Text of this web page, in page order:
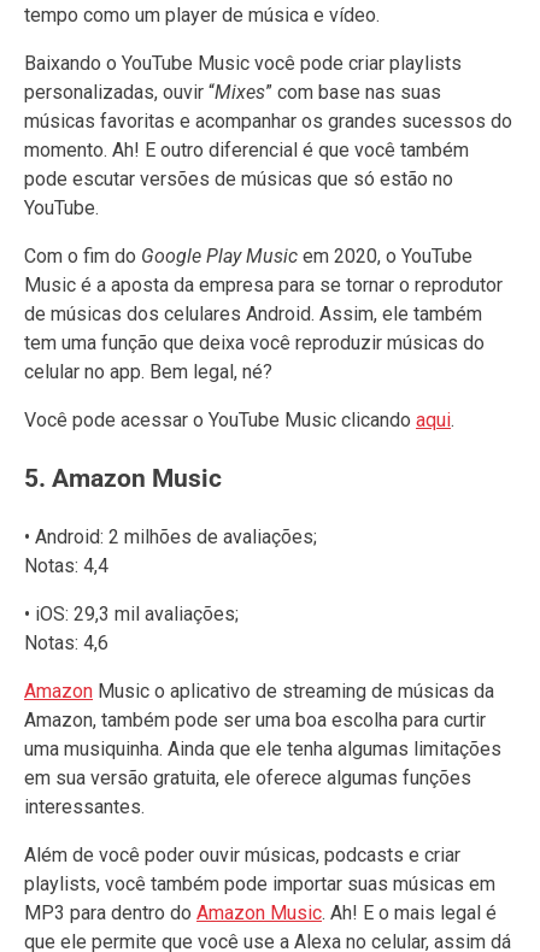
tempo como um player de música e vídeo.
Baixando o YouTube Music você pode criar playlists
personalizadas, ouvir “Mixes” com base nas suas
músicas favoritas e acompanhar os grandes sucessos do
momento. Ah! E outro diferencial é que você também
pode escutar versões de músicas que só estão no
YouTube.
Com o fim do Google Play Music em 2020, o YouTube
Music é a aposta da empresa para se tornar o reprodutor
de músicas dos celulares Android. Assim, ele também
tem uma função que deixa você reproduzir músicas do
celular no app. Bem legal, né?
Você pode acessar o YouTube Music clicando aqui.
5. Amazon Music
• Android: 2 milhões de avaliações;
Notas: 4,4
• iOS: 29,3 mil avaliações;
Notas: 4,6
Amazon Music o aplicativo de streaming de músicas da
Amazon, também pode ser uma boa escolha para curtir
uma musiquinha. Ainda que ele tenha algumas limitações
em sua versão gratuita, ele oferece algumas funções
interessantes.
Além de você poder ouvir músicas, podcasts e criar
playlists, você também pode importar suas músicas em
MP3 para dentro do Amazon Music. Ah! E o mais legal é
que ele permite que você use a Alexa no celular, assim dá